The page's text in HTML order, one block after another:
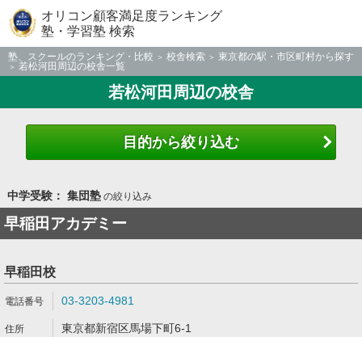
オリコン顧客満足度ランキング
塾・学習塾 検索
塾、スクールのランキング・比較 校舎検索
東京都の駅・市区町村から探す
若松河田周辺の校舎一覧
若松河田周辺の校舎
目的から絞り込む
中学受験： 集団塾の絞り込み
早稲田アカデミー
早稲田校
03-3203-4981
東京都新宿区馬場下町6-1